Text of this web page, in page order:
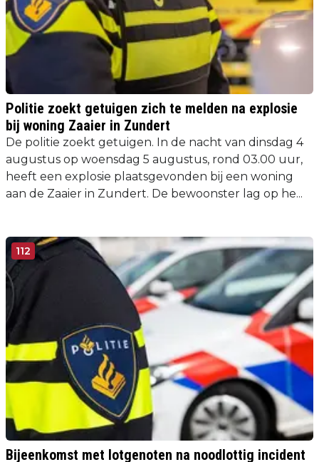
Politie zoekt getuigen zich te melden na explosie
bij woning Zaaier in Zundert
De politie zoekt getuigen. In de nacht van dinsdag 4
augustus op woensdag 5 augustus, rond 03.00 uur,
heeft een explosie plaatsgevonden bij een woning
aan de Zaaier in Zundert. De bewoonster lag op he...
112
Bijeenkomst met lotgenoten na noodlottig incident